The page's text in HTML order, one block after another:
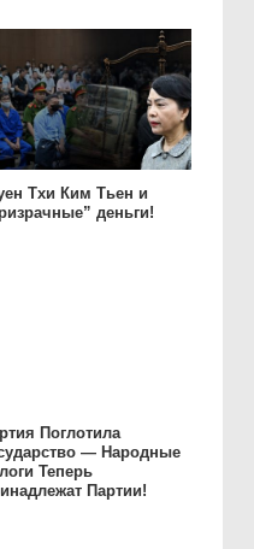
Тхи Ким Тьен и
деньги!
Поглотила
— Народные
Теперь
Партии!